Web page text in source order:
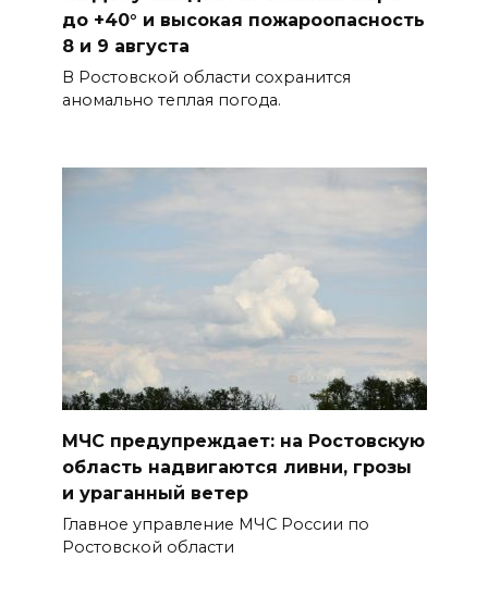
до +40° и высокая пожароопасность
8 и 9 августа
В Ростовской области сохранится
аномально теплая погода.
МЧС предупреждает: на Ростовскую
область надвигаются ливни, грозы
и ураганный ветер
Главное управление МЧС России по
Ростовской области